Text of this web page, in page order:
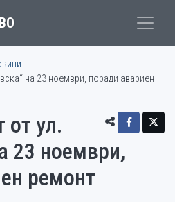
на 23 ноември, поради авариен
от ул.
23 ноември,
ремонт